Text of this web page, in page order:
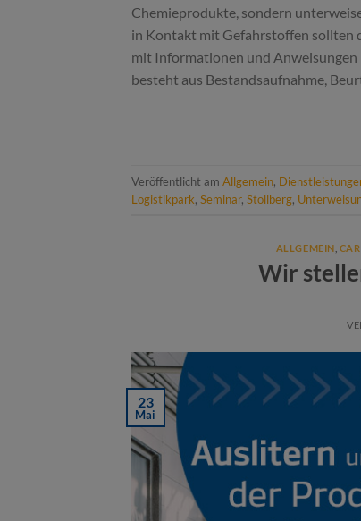
Chemieprodukte, sondern
in Kontakt mit Gefahrstoffen sollten
mit Informationen und
besteht aus Bestandsaufnahme,
Veröffentlicht am Allgemein,
Logistikpark, Seminar, Stollberg,
ALLGEMEIN
Wir
23
Mai